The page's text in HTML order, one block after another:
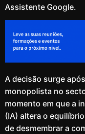
Assistente Google.
A decisão surge
monopolista no
momento em que a
(IA) altera o
de desmembrar a